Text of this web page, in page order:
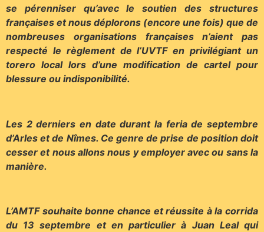
se pérenniser qu’avec le soutien des structures
françaises et nous déplorons (encore une fois) que de
nombreuses organisations françaises n’aient pas
respecté le règlement de l’UVTF en privilégiant un
torero local lors d’une modification de cartel pour
blessure ou indisponibilité.
Les 2 derniers en date durant la feria de septembre
d’Arles et de Nîmes. Ce genre de prise de position doit
cesser et nous allons nous y employer avec ou sans la
manière.
L’AMTF souhaite bonne chance et réussite à la corrida
du 13 septembre et en particulier à Juan Leal qui